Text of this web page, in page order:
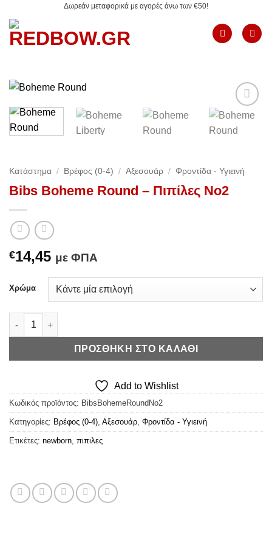
στο
περιεχόμενο
Δωρεάν μεταφορικά με αγορές άνω των €50!
Add to
Wishlist
Κατάστημα / Βρέφος (0-4) / Αξεσουάρ / Φροντίδα - Υγιεινή
Bibs Boheme Round – Πιπίλες No2
€14,45 με ΦΠΑ
Χρώμα
Bibs Boheme Round - Πιπίλες No2 ποσότητα
ΠΡΟΣΘΉΚΗ ΣΤΟ ΚΑΛΆΘΙ
Add to Wishlist
Κωδικός προϊόντος: BibsBohemeRoundNo2
Κατηγορίες: Βρέφος (0-4), Αξεσουάρ, Φροντίδα - Υγιεινή
Ετικέτες: newborn, πιπιλες